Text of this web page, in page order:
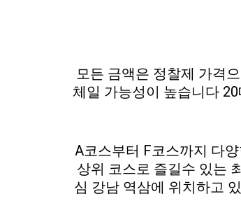
모든 금액은 정찰제 가격
체일 가능성이 높습니다
A코스부터 F코스까지 다
상위 코스로 즐길수 있는
심 강남 역삼에 위치하고